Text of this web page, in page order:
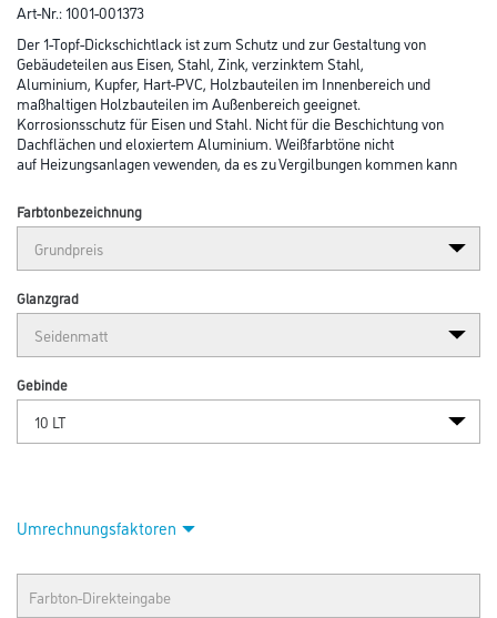
Art-Nr.:1001-001373
Der 1-Topf-Dickschichtlack ist zum Schutz und zur Gestaltung von
Gebäudeteilen aus Eisen, Stahl, Zink, verzinktem Stahl,
Aluminium, Kupfer, Hart-PVC, Holzbauteilen im Innen­bereich und
maßhaltigen Holzbauteilen im Außen­bereich geeignet.
Korrosionsschutz für Eisen und Stahl. Nicht für die Beschichtung von
Dachflächen und eloxiertem Aluminium. Weißfarbtöne nicht
auf Heizungsanlagen vewenden, da es zu Vergilbungen kommen kann
Farbtonbezeichnung
Glanzgrad
Gebinde
Umrechnungsfaktoren